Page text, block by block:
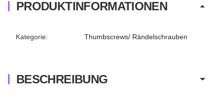
PRODUKTINFORMATIONEN
Produkteigenschaft
Wert
Kategorie: Thumbscrews/ Rändelschrauben
BESCHREIBUNG